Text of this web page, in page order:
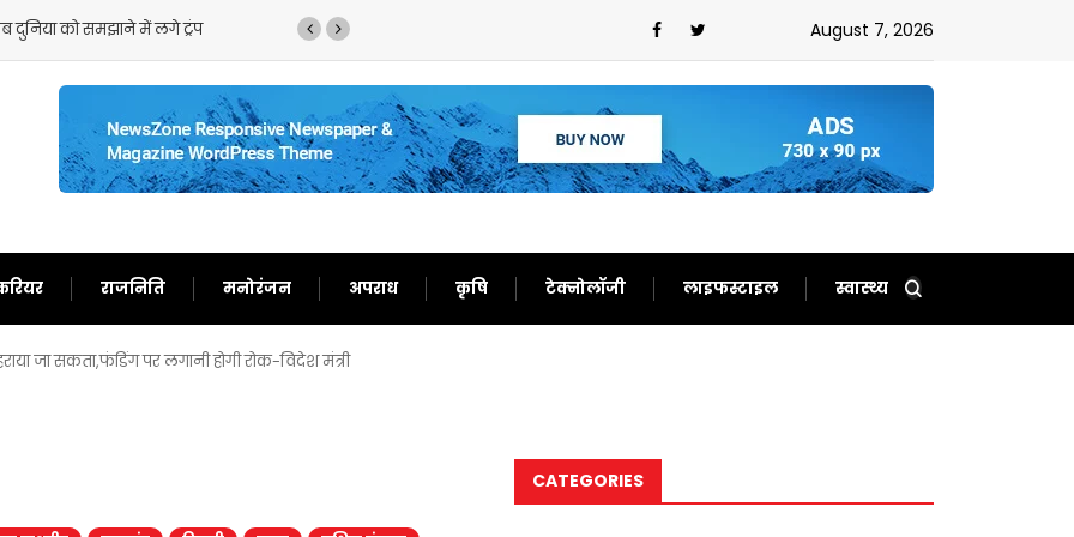
बता दिया बेचारा August 7, 2026
राजनिति मनोरंजन अपराध कृषि टेक्नोलॉजी लाइफस्टाइल स्वास्थ्य
जा सकता,फंडिंग पर लगानी होगी रोक-विदेश मंत्री
CATEGORIES